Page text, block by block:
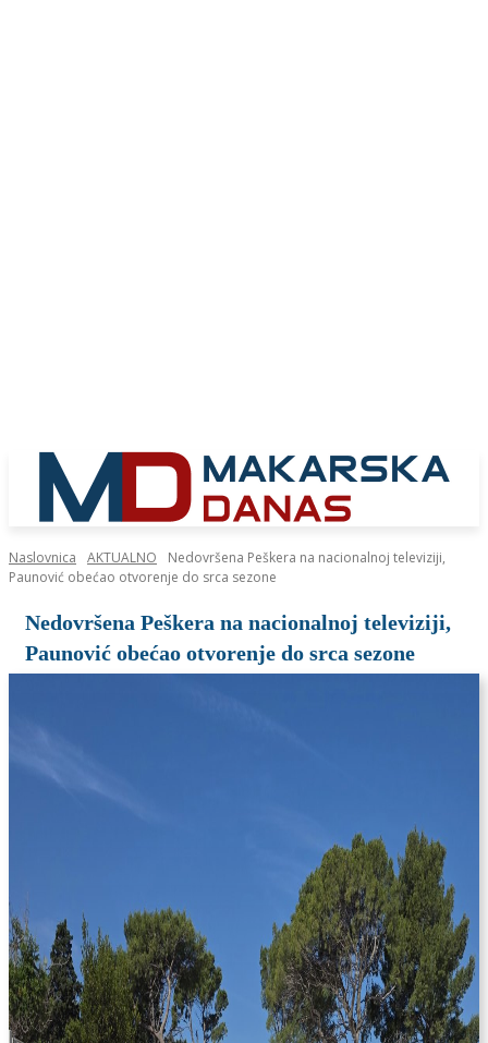
Naslovnica AKTUALNO
Nedovršena Peškera na nacionalnoj televiziji,
Paunović obećao otvorenje do srca sezone
Nedovršena Peškera na nacionalnoj televiziji,
Paunović obećao otvorenje do srca sezone